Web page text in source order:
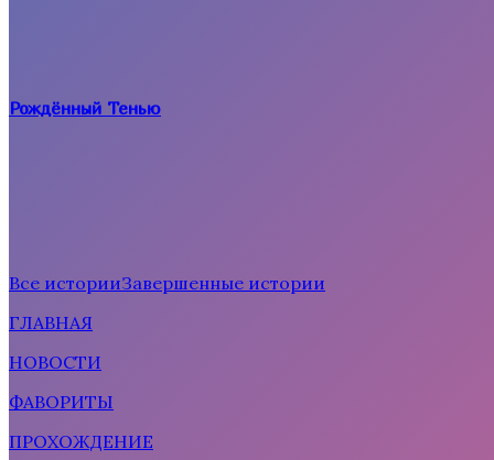
Рождённый Тенью
Все историиЗавершенные истории
ГЛАВНАЯ
НОВОСТИ
ФАВОРИТЫ
ПРОХОЖДЕНИЕ